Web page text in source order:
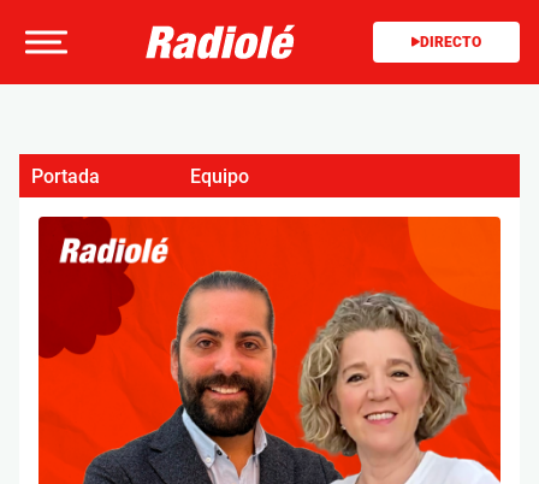
DIRECTO
Portada Equipo